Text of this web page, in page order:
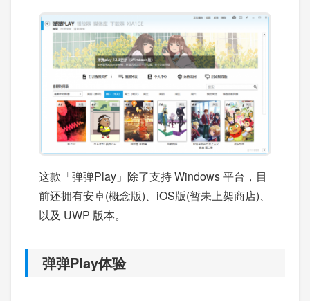
这款「弹弹Play」除了支持 Windows 平台，目
前还拥有安卓(概念版)、iOS版(暂未上架商店)、
以及 UWP 版本。
弹弹Play体验